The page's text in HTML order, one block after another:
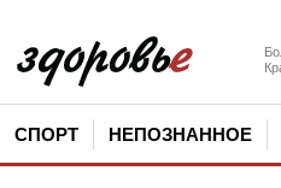
СПОРТ НЕПОЗНАННОЕ